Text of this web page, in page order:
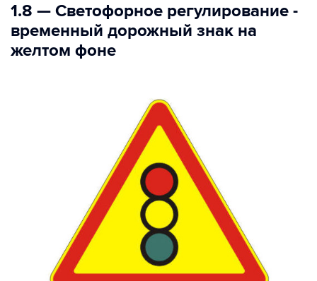
1.8 — Светофорное регулирование -
временный дорожный знак на
желтом фоне